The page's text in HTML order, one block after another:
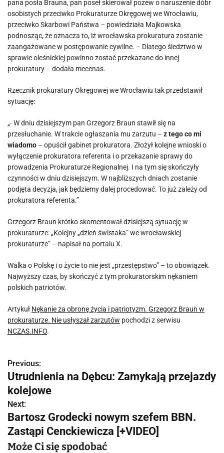
pana posła Brauna, pan poseł skierował pozew o naruszenie dóbr
osobistych przeciwko Prokuraturze Okręgowej we Wrocławiu,
przeciwko Skarbowi Państwa – powiedziała Majkowska
podnosząc, że oznacza to, iż wrocławska prokuratura zostanie
zaangażowane w postępowanie cywilne. – Dlatego śledztwo w
sprawie oleśnickiej powinno zostać przekazane do innej
prokuratury – dodała mecenas.
Rzecznik prokuratury Okręgowej we Wrocławiu tak przedstawił
sytuację:
„- W dniu dzisiejszym pan Grzegorz Braun stawił się na
przesłuchanie. W trakcie ogłaszania mu zarzutu – z tego co mi
wiadomo – opuścił gabinet prokuratora. Złożył kolejne wnioski o
wyłączenie prokuratora referenta i o przekazanie sprawy do
prowadzenia Prokuraturze Regionalnej. I na tym się skończyły
czynności w dniu dzisiejszym. W najbliższych dniach zostanie
podjęta decyzja, jak będziemy dalej procedować. To już zależy od
prokuratora referenta.”
Grzegorz Braun krótko skomentował dzisiejszą sytuację w
prokuraturze: „Kolejny „dzień świstaka” we wrocławskiej
prokuraturze” – napisał na portalu X.
Walka o Polskę i o życie to nie jest „przestępstwo” – to obowiązek.
Najwyższy czas, by skończyć z tym prokuratorskim nękaniem
polskich patriotów.
Artykuł Nękanie za obronę życia i patriotyzm. Grzegorz Braun w
prokuraturze. Nie usłyszał zarzutów pochodzi z serwisu
NCZAS.INFO.
N
a
w
i
g
Previous:
Utrudnienia na Dębcu: Zamykają przejazdy
kolejowe
Next:
Bartosz Grodecki nowym szefem BBN.
Zastąpi Cenckiewicza [+VIDEO]
Może Ci się spodobać